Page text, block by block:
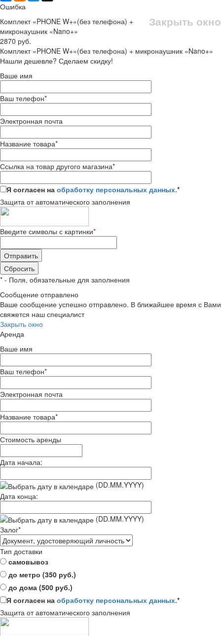
Ошибка
Закрыть окно
Комплект «PHONE W+»(без телефона) +
микронаушник «Nano+»
2870 руб.
Комплект «PHONE W+»(без телефона) + микронаушник «Nano+»
Нашли дешевле? Сделаем скидку!
Ваше имя
Ваш телефон*
Электронная почта
Название товара*
Ссылка на товар другого магазина*
Я согласен на обработку персональных данных.*
Защита от автоматического заполнения
Введите символы с картинки*
* - Поля, обязательные для заполнения
Сообщение отправлено
Ваше сообщение успешно отправлено. В ближайшее время с Вами
свяжется наш специалист
Закрыть окно
Аренда
Ваше имя
Ваш телефон*
Электронная почта
Название товара*
Стоимость аренды
Дата начала:
(DD.MM.YYYY)
Дата конца:
(DD.MM.YYYY)
Залог*
Тип доставки
самовывоз
до метро (350 руб.)
до дома (500 руб.)
Я согласен на обработку персональных данных.*
Защита от автоматического заполнения